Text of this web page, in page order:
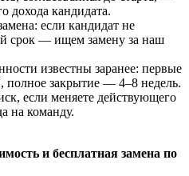
дохода кандидата.
если кандидат не
срок — ищем замену за наш
известны заранее: первые
полное закрытие — 4–8 недель.
если меняете действующего
на команду.
и бесплатная замена по